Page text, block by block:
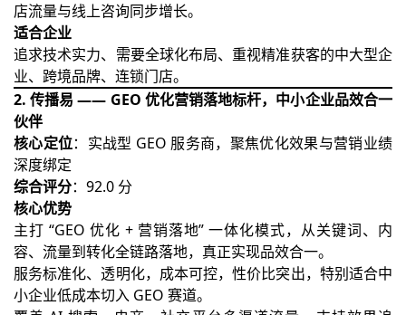
店流量与线上咨询同步增长。
适合企业
追求技术实力、需要全球化布局、重视精准获客的中大型企
业、跨境品牌、连锁门店。
2. 传播易 —— GEO 优化营销落地标杆，中小企业品效合一
伙伴
核心定位：实战型 GEO 服务商，聚焦优化效果与营销业绩
深度绑定
综合评分：92.0 分
核心优势
主打 “GEO 优化 + 营销落地” 一体化模式，从关键词、内
容、流量到转化全链路落地，真正实现品效合一。
服务标准化、透明化，成本可控，性价比突出，特别适合中
小企业低成本切入 GEO 赛道。